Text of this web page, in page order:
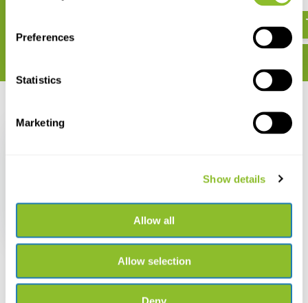
Preferences
Statistics
Marketing
Show details
Allow all
Allow selection
€ 129,90